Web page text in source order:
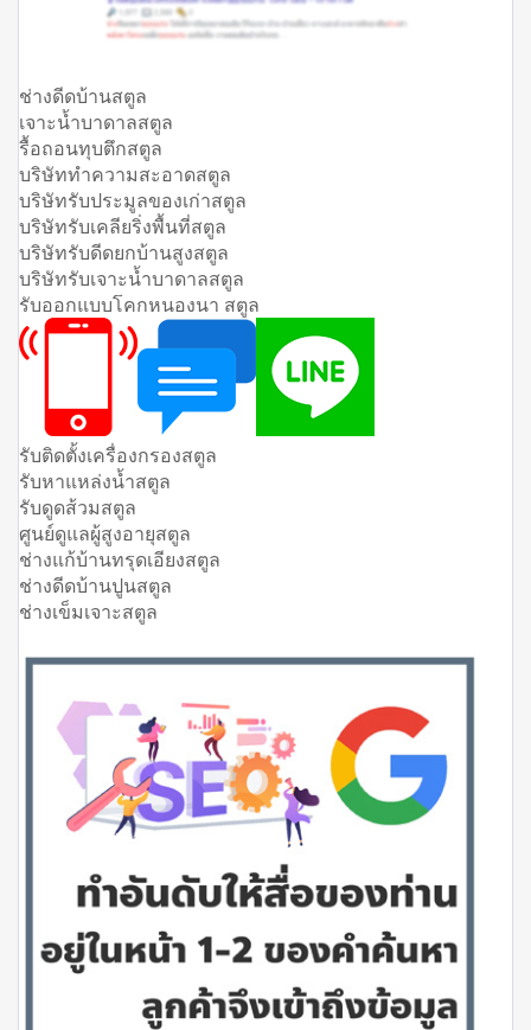
ช่างดีดบ้านสตูล
เจาะน้ำบาดาลสตูล
รื้อถอนทุบตึกสตูล
บริษัททำความสะอาดสตูล
บริษัทรับประมูลของเก่าสตูล
บริษัทรับเคลียริ่งพื้นที่สตูล
บริษัทรับดีดยกบ้านสูงสตูล
บริษัทรับเจาะน้ำบาดาลสตูล
รับออกแบบโคกหนองนา สตูล
รับติดตั้งเครื่องกรองสตูล
รับหาแหล่งน้ำสตูล
รับดูดส้วมสตูล
ศูนย์ดูแลผู้สูงอายุสตูล
ช่างแก้บ้านทรุดเอียงสตูล
ช่างดีดบ้านปูนสตูล
ช่างเข็มเจาะสตูล